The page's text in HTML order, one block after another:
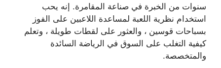
سنوات من الخبرة في صناعة المقامرة. إنه يحب
استخدام نظرية اللعبة لمساعدة اللاعبين على الفوز
بسباحات قوسين ، والعثور على لقطات طويلة ، وتعلم
كيفية التغلب على السوق في الرياضة السائدة
والمتخصصة.